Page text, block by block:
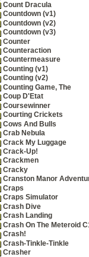
Count Dracula
Countdown (v1)
Countdown (v2)
Countdown (v3)
Counter
Counteraction
Countermeasure
Counting (v1)
Counting (v2)
Counting Game, The
Coup D'Etat
Coursewinner
Courting Crickets
Cows And Bulls
Crab Nebula
Crack My Luggage
Crack-Up!
Crackmen
Cracky
Cranston Manor
Craps
Craps Simulator
Crash Dive
Crash Landing
Crash On The Meteroid
Crash!
Crash-Tinkle-Tinkle
Crasher